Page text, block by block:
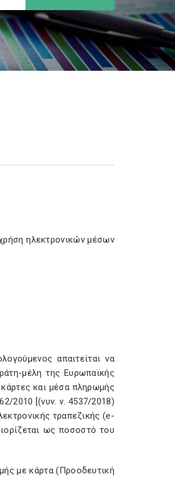
ηλεκτρονικών μέσων
απαιτείται να
μέλη της Ευρωπαϊκής
και μέσα πληρωμής
2010 [(νυν. ν. 4537/2018)
τραπεζικής (e-
ως ποσοστό του
με κάρτα (Προοδευτική